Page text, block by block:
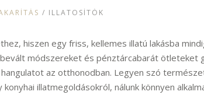
/ ILLATOSÍTÓK
hiszen egy friss, kellemes illatú lakásba
módszereket és pénztárcabarát ötleteket
az otthonodban. Legyen szó
illatmegoldásokról, nálunk könnyen